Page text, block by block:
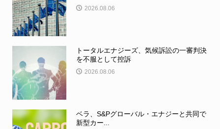
2026.08.06
トータルエナジーズ、気候訴訟の一審判決
を不服として控訴
2026.08.06
ベラ、S&Pグローバル・エナジーと共同で
新型カー...